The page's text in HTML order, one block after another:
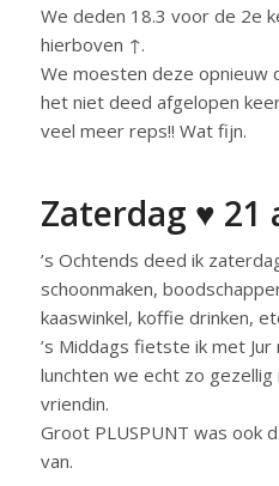
We deden 18.3 voor de 2e
hierboven ↑.
We moesten deze opnieuw
het niet deed afgelopen
veel meer reps!! Wat fijn.
Zaterdag ♥ 21
’s Ochtends deed ik
schoonmaken,
kaaswinkel, koffie drinken,
’s Middags fietste ik met
lunchten we echt zo gezellig
vriendin.
Groot PLUSPUNT was ook
van.